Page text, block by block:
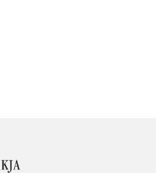
KONTAKTINFORMASJON